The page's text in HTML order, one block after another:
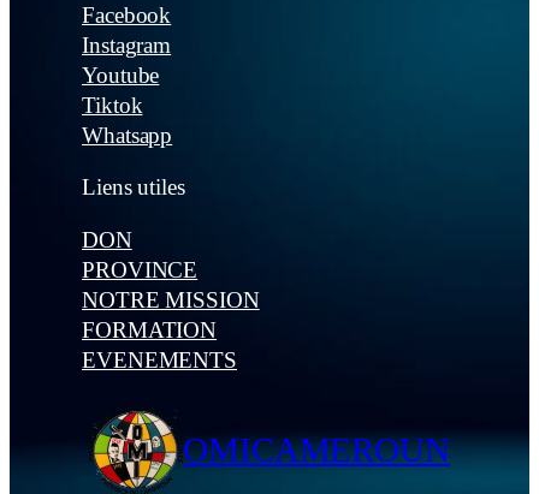
Facebook
Instagram
Youtube
Tiktok
Whatsapp
Liens utiles
DON
PROVINCE
NOTRE MISSION
FORMATION
EVENEMENTS
OMICAMEROUN